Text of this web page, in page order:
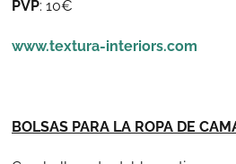
PVP: 10€
www.textura-interiors.com
BOLSAS PARA LA ROPA DE